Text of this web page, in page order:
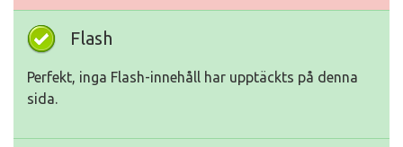
Flash
Perfekt, inga Flash-innehåll har upptäckts på denna
sida.